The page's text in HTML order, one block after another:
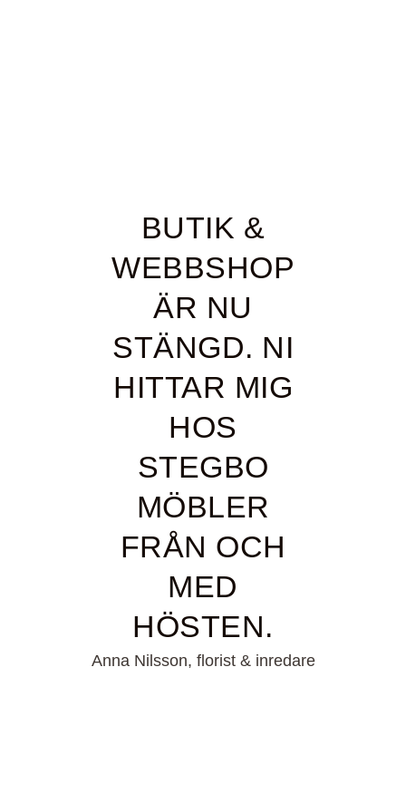
BUTIK &
WEBBSHOP
ÄR NU
STÄNGD. NI
HITTAR MIG
HOS
STEGBO
MÖBLER
FRÅN OCH
MED
HÖSTEN.
Anna Nilsson, florist & inredare